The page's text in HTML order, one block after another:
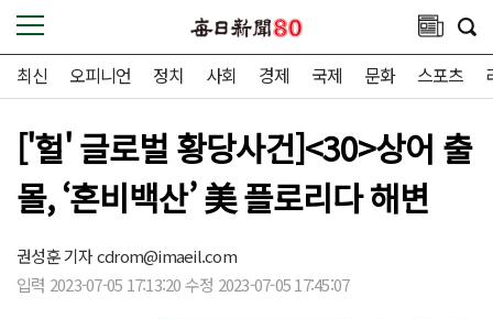
최신 오피니언 정치 사회 경제 국제 문화 스포츠
['헐' 글로벌 황당사건]<30>상어 출
몰, ‘혼비백산’ 美 플로리다 해변
권성훈 기자cdrom@imaeil.com
입력 2023-07-05 17:13:20 수정 2023-07-05 17:45:07